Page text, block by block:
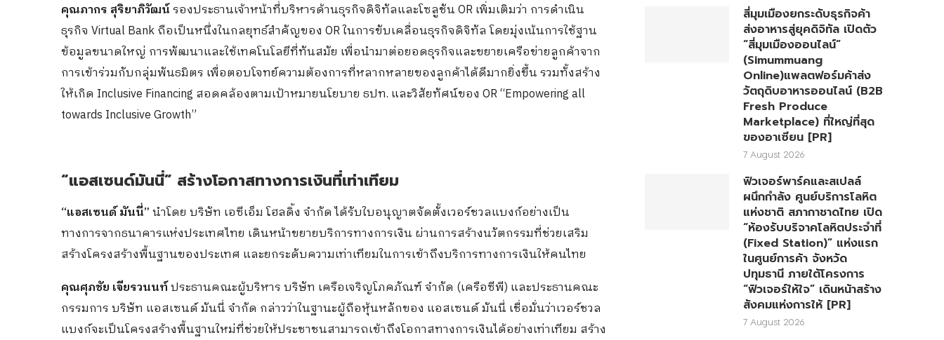
คุณภากร สุริยาภิวัฒน์รองประธานเจ้าหน้าที่บริหารด้านธุรกิจดิจิทัลและโซลูชัน OR เพิ่มเติมว่า การดำเนิน
ธุรกิจ Virtual Bank ถือเป็นหนึ่งในกลยุทธ์สำคัญของ OR ในการขับเคลื่อนธุรกิจดิจิทัล โดยมุ่งเน้นการใช้ฐาน
ข้อมูลขนาดใหญ่ การพัฒนาและใช้เทคโนโลยีที่ทันสมัย เพื่อนำมาต่อยอดธุรกิจและขยายเครือข่ายลูกค้าจาก
การเข้าร่วมกับกลุ่มพันธมิตร เพื่อตอบโจทย์ความต้องการที่หลากหลายของลูกค้าได้ดีมากยิ่งขึ้น รวมทั้งสร้าง
ให้เกิด Inclusive Financing สอดคล้องตามเป้าหมายนโยบาย ธปท. และวิสัยทัศน์ของ OR “Empowering all
towards Inclusive Growth”
“แอสเซนด์มันนี่” สร้างโอกาสทางการเงินที่เท่าเทียม
“แอสเซนด์ มันนี่”นำโดย บริษัท เอซีเอ็ม โฮลดิ้ง จำกัด ได้รับใบอนุญาตจัดตั้งเวอร์ชวลแบงก์อย่างเป็น
ทางการจากธนาคารแห่งประเทศไทย เดินหน้าขยายบริการทางการเงิน ผ่านการสร้างนวัตกรรมที่ช่วยเสริม
สร้างโครงสร้างพื้นฐานของประเทศ และยกระดับความเท่าเทียมในการเข้าถึงบริการทางการเงินให้คนไทย
คุณศุภชัย เจียรวนนท์ประธานคณะผู้บริหาร บริษัท เครือเจริญโภคภัณฑ์ จำกัด (เครือซีพี) และประธานคณะ
กรรมการ บริษัท แอสเซนด์ มันนี่ จำกัด กล่าวว่าในฐานะผู้ถือหุ้นหลักของ แอสเซนด์ มันนี่ เชื่อมั่นว่าเวอร์ชวล
แบงก์จะเป็นโครงสร้างพื้นฐานใหม่ที่ช่วยให้ประชาชนสามารถเข้าถึงโอกาสทางการเงินได้อย่างเท่าเทียม สร้าง
สี่มุมเมืองยกระดับธุรกิจค้า
ส่งอาหารสู่ยุคดิจิทัล เปิดตัว
“สี่มุมเมืองออนไลน์”
(Simummuang
Online)แพลตฟอร์มค้าส่ง
วัตถุดิบอาหารออนไลน์ (B2B
Fresh Produce
Marketplace) ที่ใหญ่ที่สุด
ของอาเซียน [PR]
7 August 2026
ฟิวเจอร์พาร์คและสเปลล์
ผนึกกำลัง ศูนย์บริการโลหิต
แห่งชาติ สภากาชาดไทย เปิด
“ห้องรับบริจาคโลหิตประจำที่
(Fixed Station)” แห่งแรก
ในศูนย์การค้า จังหวัด
ปทุมธานี ภายใต้โครงการ
“ฟิวเจอร์ให้ใจ” เดินหน้าสร้าง
สังคมแห่งการให้ [PR]
7 August 2026